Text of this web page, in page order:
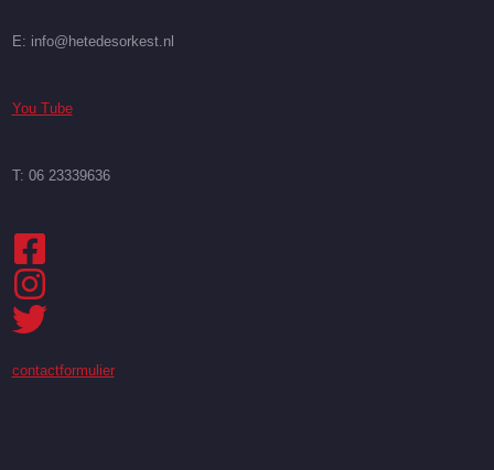
E: info@hetedesorkest.nl
You Tube
T: 06 23339636
contactformulier